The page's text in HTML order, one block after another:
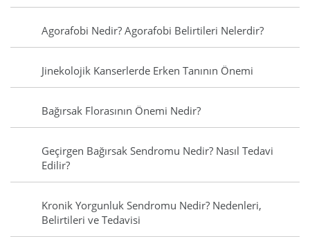
Agorafobi Nedir? Agorafobi Belirtileri Nelerdir?
Jinekolojik Kanserlerde Erken Tanının Önemi
Bağırsak Florasının Önemi Nedir?
Geçirgen Bağırsak Sendromu Nedir? Nasıl Tedavi
Edilir?
Kronik Yorgunluk Sendromu Nedir? Nedenleri,
Belirtileri ve Tedavisi